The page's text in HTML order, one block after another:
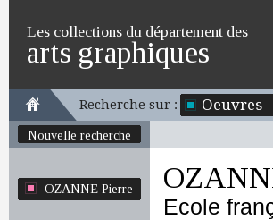
Les collections du département des
arts graphiques
Recherche sur : Oeuvres
Nouvelle recherche
OZANNE Pierre
Ecole